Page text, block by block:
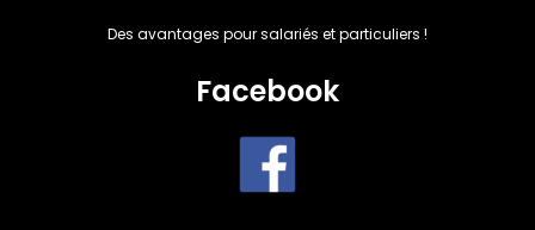
Des avantages pour salariés et particuliers !
Facebook